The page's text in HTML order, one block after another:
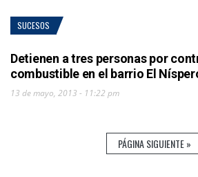
SUCESOS
Detienen a tres personas por
combustible en el barrio El
13 de mayo, 2013 - 11:22 pm
PÁGINA SIGUIENTE »